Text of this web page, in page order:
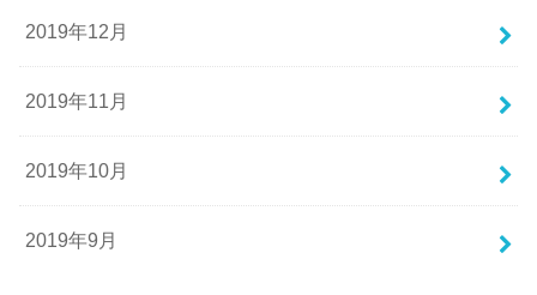
2019年12月
2019年11月
2019年10月
2019年9月